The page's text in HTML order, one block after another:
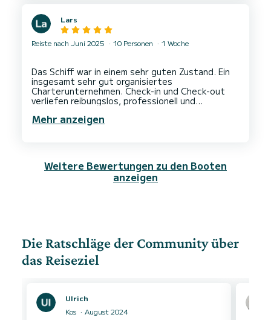
Lars
Reiste nach Juni 2025 10 Personen 1 Woche
Das Schiff war in einem sehr guten Zustand. Ein
insgesamt sehr gut organisiertes
Charterunternehmen. Check-in und Check-out
verliefen reibungslos, professionell und
Mehr anzeigen
Weitere Bewertungen zu den Booten
anzeigen
Die Ratschläge der Community über
das Reiseziel
Ulrich
Kos
August 2024